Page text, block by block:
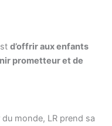
d’offrir aux enfants
prometteur et de
monde, LR prend sa